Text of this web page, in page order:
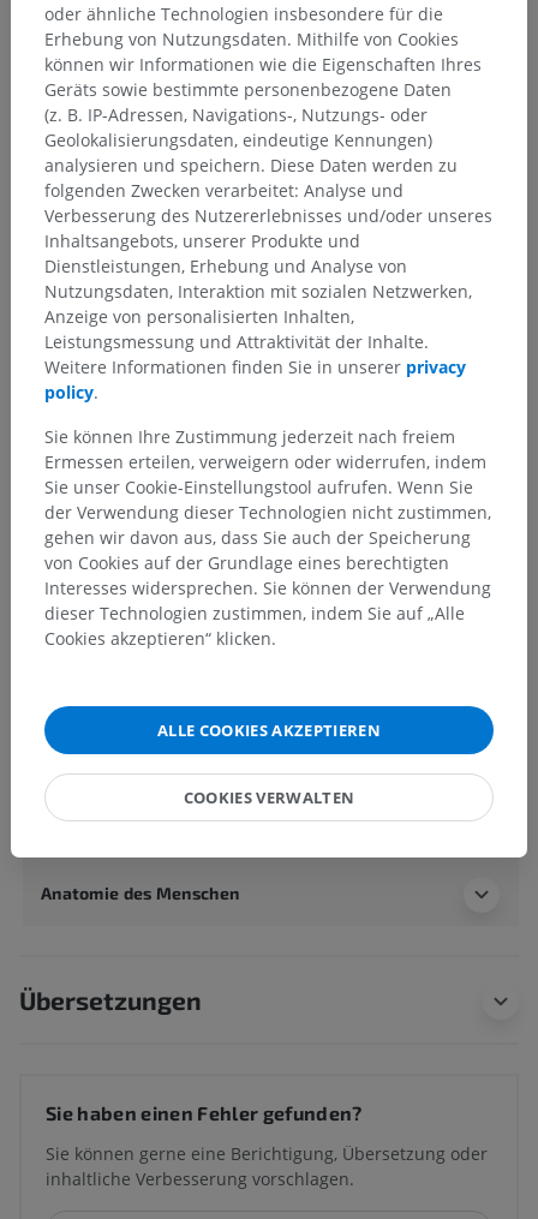
Anatomische Hierarchie
Anatomie des Menschen 2
Menschlicher Körper> Integrierende Systeme >
Nervensystem> Zentralnervensystem
Darunterliegende Strukturen:Für dieses anatomische
Teil gibt es keine zugehörigen Strukturen
Anatomie des Menschen 1
Anatomie des Menschen
Übersetzungen
Sie haben einen Fehler gefunden?
Sie können gerne eine Berichtigung, Übersetzung oder
inhaltliche Verbesserung vorschlagen.
oder ähnliche Technologien insbesondere für die
Erhebung von Nutzungsdaten. Mithilfe von Cookies
können wir Informationen wie die Eigenschaften Ihres
Geräts sowie bestimmte personenbezogene Daten
(z. B. IP-Adressen, Navigations-, Nutzungs- oder
Geolokalisierungsdaten, eindeutige Kennungen)
analysieren und speichern. Diese Daten werden zu
folgenden Zwecken verarbeitet: Analyse und
Verbesserung des Nutzererlebnisses und/oder unseres
Inhaltsangebots, unserer Produkte und
Dienstleistungen, Erhebung und Analyse von
Nutzungsdaten, Interaktion mit sozialen Netzwerken,
Anzeige von personalisierten Inhalten,
Leistungsmessung und Attraktivität der Inhalte.
Weitere Informationen finden Sie in unserer privacy
policy.
Sie können Ihre Zustimmung jederzeit nach freiem
Ermessen erteilen, verweigern oder widerrufen, indem
Sie unser Cookie-Einstellungstool aufrufen. Wenn Sie
der Verwendung dieser Technologien nicht zustimmen,
gehen wir davon aus, dass Sie auch der Speicherung
von Cookies auf der Grundlage eines berechtigten
Interesses widersprechen. Sie können der Verwendung
dieser Technologien zustimmen, indem Sie auf „Alle
Cookies akzeptieren“ klicken.
ALLE COOKIES AKZEPTIEREN
COOKIES VERWALTEN